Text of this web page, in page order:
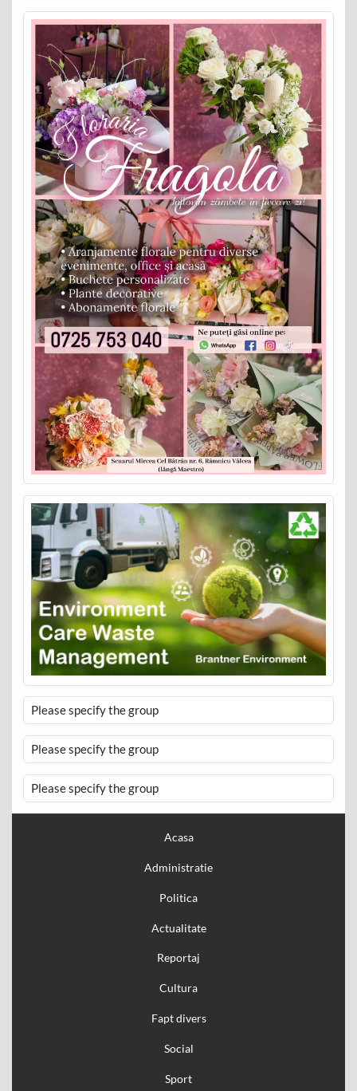
Please specify the group
Please specify the group
Please specify the group
Acasa
Administratie
Politica
Actualitate
Reportaj
Cultura
Fapt divers
Social
Sport